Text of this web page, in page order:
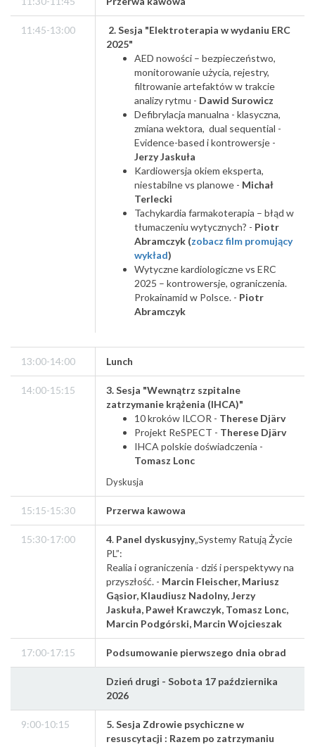
11:45-13:00
2. Sesja "Elektroterapia​ w wydaniu ERC
2025"
AED nowości – bezpieczeństwo,
monitorowanie użycia, rejestry,
filtrowanie artefaktów w trakcie
analizy rytmu - Dawid Surowicz
Defibrylacja manualna - klasyczna,
zmiana wektora, dual sequential -
Evidence-based i kontrowersje -
Jerzy Jaskuła
Kardiowersja okiem eksperta,
niestabilne vs planowe - Michał
Terlecki
Tachykardia farmakoterapia – błąd w
tłumaczeniu wytycznych? - Piotr
Abramczyk (zobacz film promujący
wykład)
Wytyczne kardiologiczne vs ERC
2025 – kontrowersje, ograniczenia.
Prokainamid w Polsce. - Piotr
Abramczyk
13:00-14:00 Lunch
14:00-15:15
3. Sesja "Wewnątrz szpitalne
zatrzymanie krążenia (IHCA)"
10 kroków ILCOR - Therese Djärv
Projekt ReSPECT - Therese Djärv
IHCA polskie doświadczenia -
Tomasz Lonc
Dyskusja
15:15-15:30 Przerwa kawowa
15:30-17:00 4. Panel dyskusyjny„Systemy Ratują Życie
PL”:
Realia i ograniczenia - dziś i perspektywy na
przyszłość. - Marcin Fleischer, Mariusz
Gąsior, Klaudiusz Nadolny, Jerzy
Jaskuła, Paweł Krawczyk, Tomasz Lonc,
Marcin Podgórski, Marcin Wojcieszak
17:00-17:15 Podsumowanie pierwszego dnia obrad
Dzień drugi - Sobota 17 października
2026
9:00-10:15
5. Sesja Zdrowie psychiczne w
resuscytacji : Razem po zatrzymaniu